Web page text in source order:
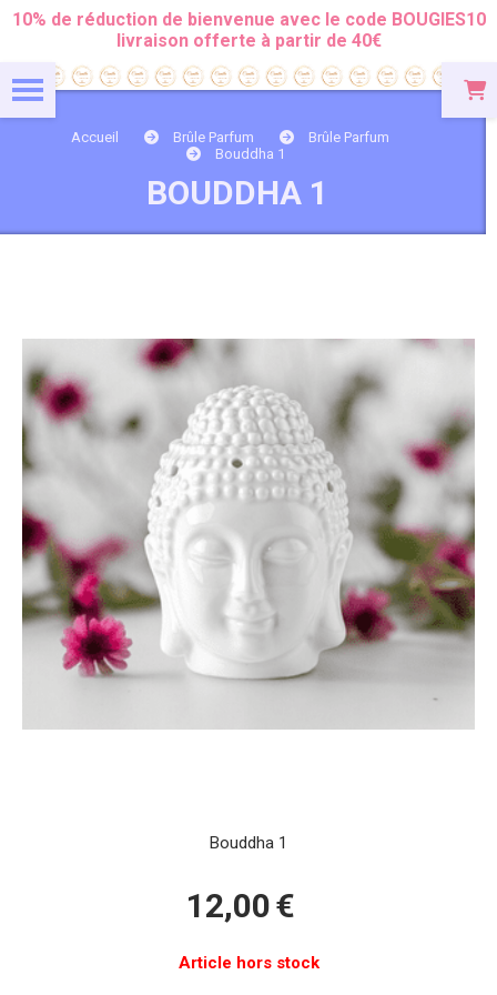
10% de réduction de bienvenue avec le code BOUGIES10
livraison offerte à partir de 40€
Accueil Brûle Parfum
Brûle Parfum
Bouddha 1
BOUDDHA 1
Bouddha 1
12,00€
Article hors stock